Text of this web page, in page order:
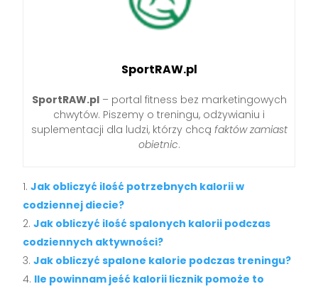
SportRAW.pl
SportRAW.pl– portal fitness bez marketingowych
chwytów. Piszemy o treningu, odżywianiu i
suplementacji dla ludzi, którzy chcą faktów zamiast
obietnic.
Jak obliczyć ilość potrzebnych kalorii w
codziennej diecie?
Jak obliczyć ilość spalonych kalorii podczas
codziennych aktywności?
Jak obliczyć spalone kalorie podczas treningu?
Ile powinnam jeść kalorii licznik pomoże to